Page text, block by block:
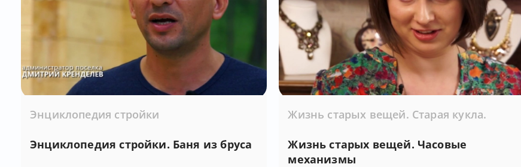
Энциклопедия стройки
Энциклопедия стройки. Баня из бруса
Жизнь старых вещей. Старая кукла.
Жизнь старых вещей. Часовые
механизмы